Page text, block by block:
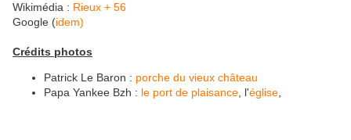
Wikimédia : Rieux + 56
Google (idem)
Crédits photos
Patrick Le Baron : porche du vieux château
Papa Yankee Bzh : le port de plaisance , l'église